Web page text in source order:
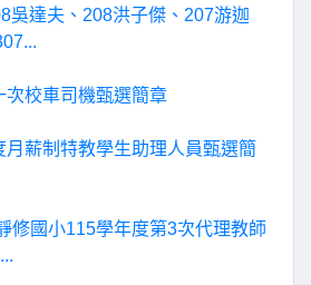
吳達夫、208洪子傑、207游迦
次校車司機甄選簡章
月薪制特教學生助理人員甄選簡
修國小115學年度第3次代理教師